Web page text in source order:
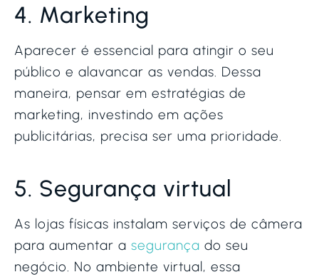
4. Marketing
Aparecer é essencial para atingir o seu
público e alavancar as vendas. Dessa
maneira, pensar em estratégias de
marketing, investindo em ações
publicitárias, precisa ser uma prioridade.
5. Segurança virtual
As lojas físicas instalam serviços de câmera
para aumentar a segurança do seu
negócio. No ambiente virtual, essa